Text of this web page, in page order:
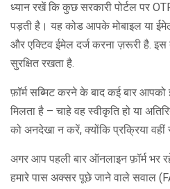
ध्यान रखें कि कुछ सरकारी पोर्टल पर
पड़ती है। यह कोड आपके मोबाइल या
और एक्टिव ईमेल दर्ज करना ज़रूरी है.
सुरक्षित रखता है.
फ़ॉर्म सब्मिट करने के बाद कई बार
मिलता है – चाहे वह स्वीकृति हो या
को अनदेखा न करें, क्योंकि प्रक्रिया
अगर आप पहली बार ऑनलाइन फ़ॉर्म भर
हमारे पास अक्सर पूछे जाने वाले सवाल